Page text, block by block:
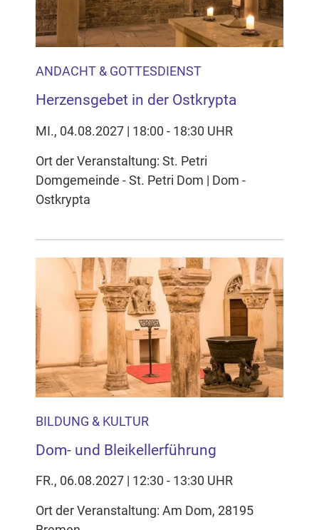
Näheres s.
zur Datenschutzerklärung
Hier können Sie Ihre Cookie-
Einstellungen anpassen
ANDACHT & GOTTESDIENST
Herzensgebet in der Ostkrypta
MI., 04.08.2027 | 18:00 - 18:30 UHR
Ort der Veranstaltung: St. Petri
Domgemeinde - St. Petri Dom | Dom -
Ostkrypta
BILDUNG & KULTUR
Dom- und Bleikellerführung
FR., 06.08.2027 | 12:30 - 13:30 UHR
Ort der Veranstaltung: Am Dom, 28195